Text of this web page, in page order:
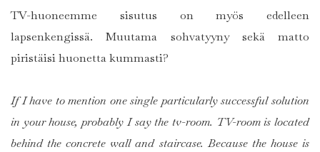
TV-huoneemme sisutus on myös edelleen
lapsenkengissä. Muutama sohvatyyny sekä matto
piristäisi huonetta kummasti?
If I have to mention one single particularly successful solution
in your house, probably I say the tv-room. TV-room is located
behind the concrete wall and staircase. Because the house is